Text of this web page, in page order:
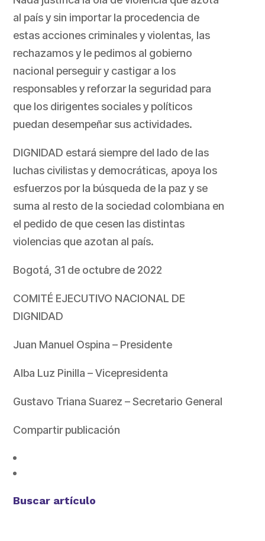
al país y sin importar la procedencia de
estas acciones criminales y violentas, las
rechazamos y le pedimos al gobierno
nacional perseguir y castigar a los
responsables y reforzar la seguridad para
que los dirigentes sociales y políticos
puedan desempeñar sus actividades.
DIGNIDAD estará siempre del lado de las
luchas civilistas y democráticas, apoya los
esfuerzos por la búsqueda de la paz y se
suma al resto de la sociedad colombiana en
el pedido de que cesen las distintas
violencias que azotan al país.
Bogotá, 31 de octubre de 2022
COMITÉ EJECUTIVO NACIONAL DE
DIGNIDAD
Juan Manuel Ospina – Presidente
Alba Luz Pinilla – Vicepresidenta
Gustavo Triana Suarez – Secretario General
Compartir publicación
Buscar artículo